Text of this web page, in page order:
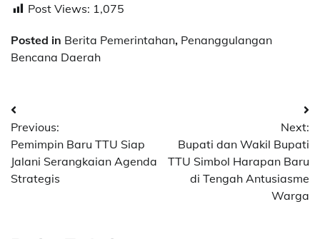
Post Views: 1,075
Posted in Berita Pemerintahan, Penanggulangan
Bencana Daerah
Post
navigation
Previous:
Pemimpin Baru TTU Siap
Jalani Serangkaian Agenda
Strategis
Next:
Bupati dan Wakil Bupati
TTU Simbol Harapan Baru
di Tengah Antusiasme
Warga